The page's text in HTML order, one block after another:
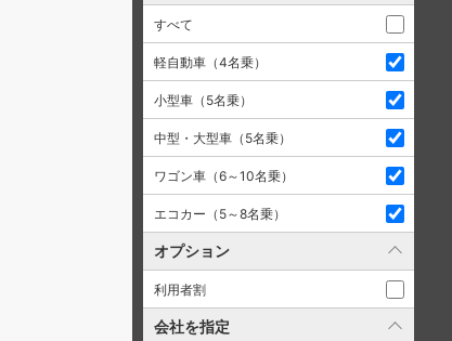
すべて
軽自動車（4名乗）
小型車（5名乗）
中型・大型車（5名乗）
ワゴン車（6～10名乗）
エコカー（5～8名乗）
オプション
利用者割
会社を指定